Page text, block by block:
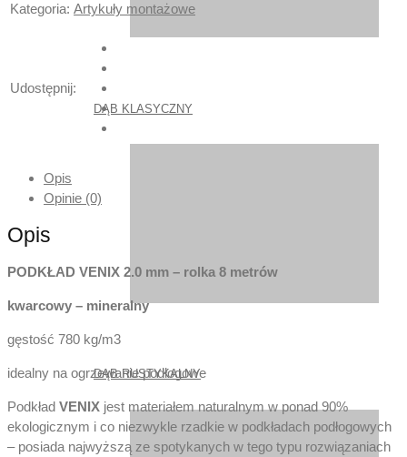
DĄB KLASYCZNY
DĄB RUSTYKALNY
Kategoria: Artykuły montażowe
Udostępnij:
Opis
Opinie (0)
Opis
PODKŁAD VENIX 2.0 mm – rolka 8 metrów
kwarcowy – mineralny
gęstość 780 kg/m3
idealny na ogrzewanie podłogowe
Podkład VENIX jest materiałem naturalnym w ponad 90%
ekologicznym i co niezwykle rzadkie w podkładach podłogowych
– posiada najwyższą ze spotykanych w tego typu rozwiązaniach